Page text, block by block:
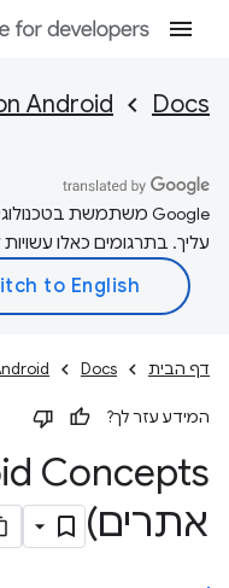
Docs
Android
עליך. בתרגומים כאלו עשויות
דף הבית Docs
המידע עזר לך?
אתרים)